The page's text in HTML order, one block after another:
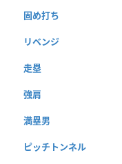
固め打ち
リベンジ
走塁
強肩
満塁男
ピッチトンネル